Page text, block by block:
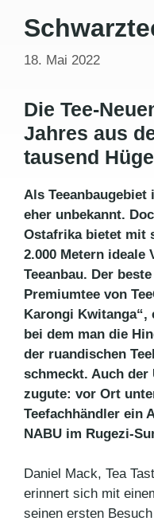
18. Mai 2022
Die Tee-
Jahres aus
tausend
Als
eher unbekannt.
Ostafrika bietet mit
2.000 Metern ideale
Teeanbau. Der
Premiumtee von
Karongi Kwitanga“,
bei dem man die
der ruandischen
schmeckt. Auch der
zugute: vor Ort
Teefachhändler ein
NABU im Rugezi-
Daniel Mack, Tea
erinnert sich mit
seinen ersten